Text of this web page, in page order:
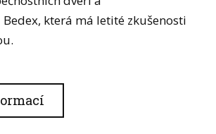
která má letité zkušenosti